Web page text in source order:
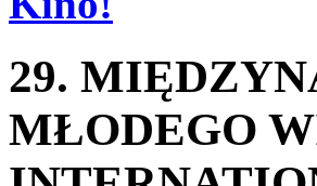
29.
MŁODEGO